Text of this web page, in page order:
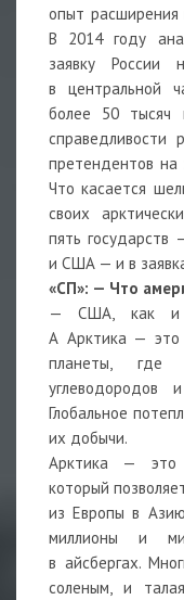
опыт расширения
В 2014 году
заявку России
в центральной
более 50 тысяч
справедливости
претендентов на
Что касается
своих
пять государств
и США — и в
«СП»: — Что
— США, как и
А Арктика — это
планеты, где
углеводородов
Глобальное
их добычи.
Арктика — это
который
из Европы в
миллионы и
в айсбергах.
соленым, и